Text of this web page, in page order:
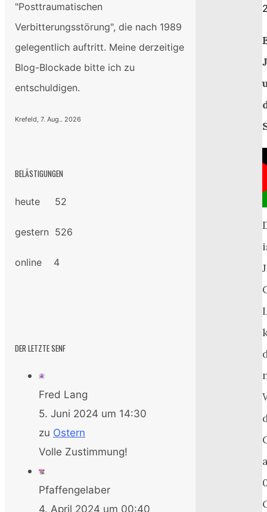
"Posttraumatischen
Verbitterungsstörung", die nach 1989
gelegentlich auftritt. Meine derzeitige
Blog-Blockade bitte ich zu
entschuldigen.
Krefeld, 7. Aug.. 2026
BELÄSTIGUNGEN
heute 52
gestern 526
online 4
DER LETZTE SENF
Fred Lang
5. Juni 2024 um 14:30
zu Ostern
Volle Zustimmung!
Pfaffengelaber
4. April 2024 um 00:40